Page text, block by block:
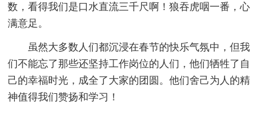
数，看得我们是口水直流三千尺啊！狼吞虎咽一番，心
满意足。
虽然大多数人们都沉浸在春节的快乐气氛中，但我
们不能忘了那些还坚持工作岗位的人们，他们牺牲了自
己的幸福时光，成全了大家的团圆。他们舍己为人的精
神值得我们赞扬和学习！